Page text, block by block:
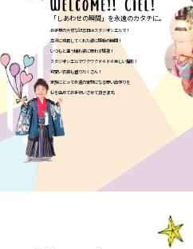
「しあわせの瞬間」を永遠のカタチに。
お子様の大切な記念日はスタジオシエルで！
立派に成長してくれた姿に感動の瞬間！
いつもと違う晴れ姿に思わず感激！
スタジオシエルでワクワクドキドキ楽しい撮影！
可愛い衣装も盛りだくさん！
家族にとって永遠の宝物になる思い出作りを
心を込めてお手伝いさせて頂きます。